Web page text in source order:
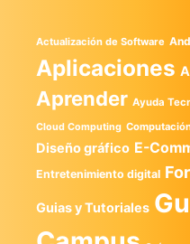
Actualización de Software
Aplicaciones
Aprender Ayuda
Cloud Computing
Diseño gráfico E-
Entretenimiento digital
Guias y Tutoriales